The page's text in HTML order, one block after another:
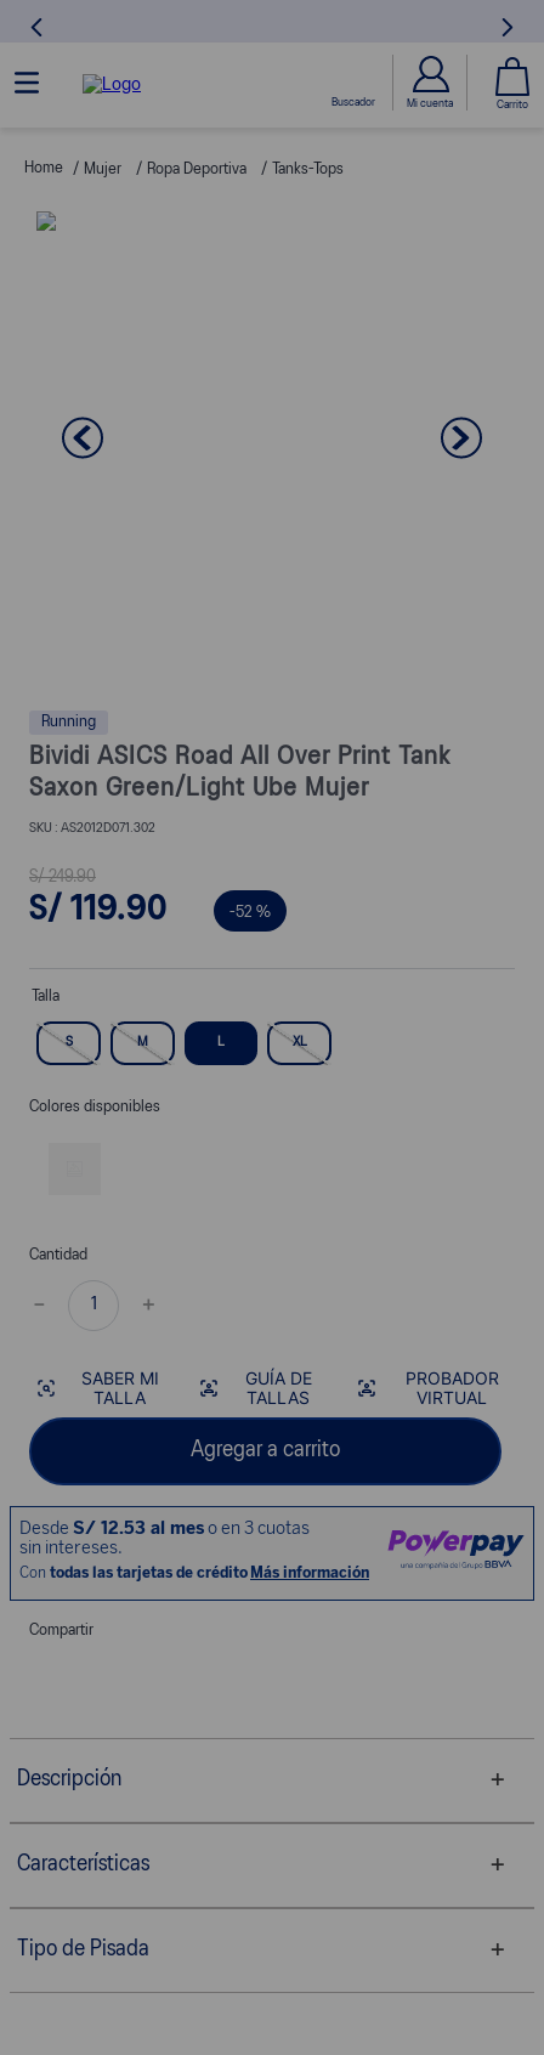
Mujer Ropa Deportiva Tanks-Tops
Running
Bividi ASICS Road All Over Print Tank
Saxon Green/Light Ube Mujer
AS2012D071.302
S/ 249.90
S/ 119.90 -52 %
Talla
S M L XL
Colores disponibles
Cantidad
＋
－
SABER MI
TALLA
GUÍA DE
TALLAS
PROBADOR
VIRTUAL
Agregar a carrito
Compartir
Descripción
Características
Tipo de Pisada